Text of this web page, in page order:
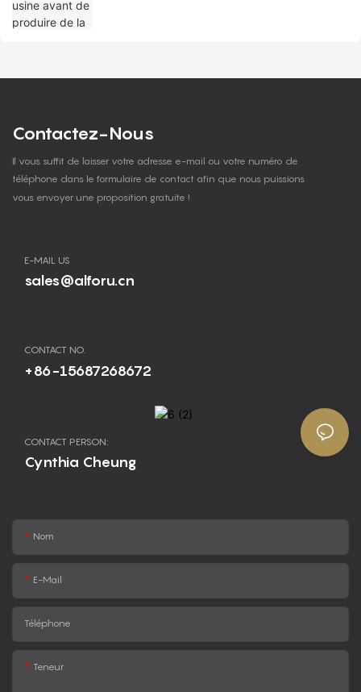
Contactez-Nous
Il vous suffit de laisser votre adresse e-mail ou votre numéro de
téléphone dans le formulaire de contact afin que nous puissions
vous envoyer une proposition gratuite !
E-MAIL US
sales@alforu.cn
CONTACT NO.
+86-15687268672
CONTACT PERSON:
Cynthia Cheung
Nom
E-Mail
Téléphone
Teneur